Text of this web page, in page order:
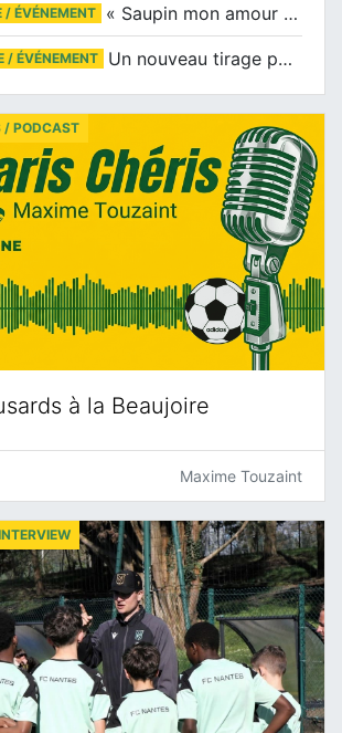
/ ÉVÉNEMENT « Saupin mon amour » au salon du livre de Trentemoult
/ ÉVÉNEMENT Un nouveau tirage pour le Docu-BD
à la Beaujoire
/ PODCAST
Maxime Touzaint